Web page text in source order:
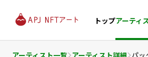
トップアーティ
アーティスト一覧 アーティスト詳細 パッ